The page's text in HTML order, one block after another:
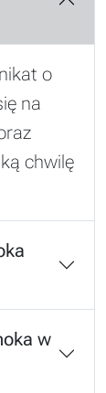
o
na
chwilę
w